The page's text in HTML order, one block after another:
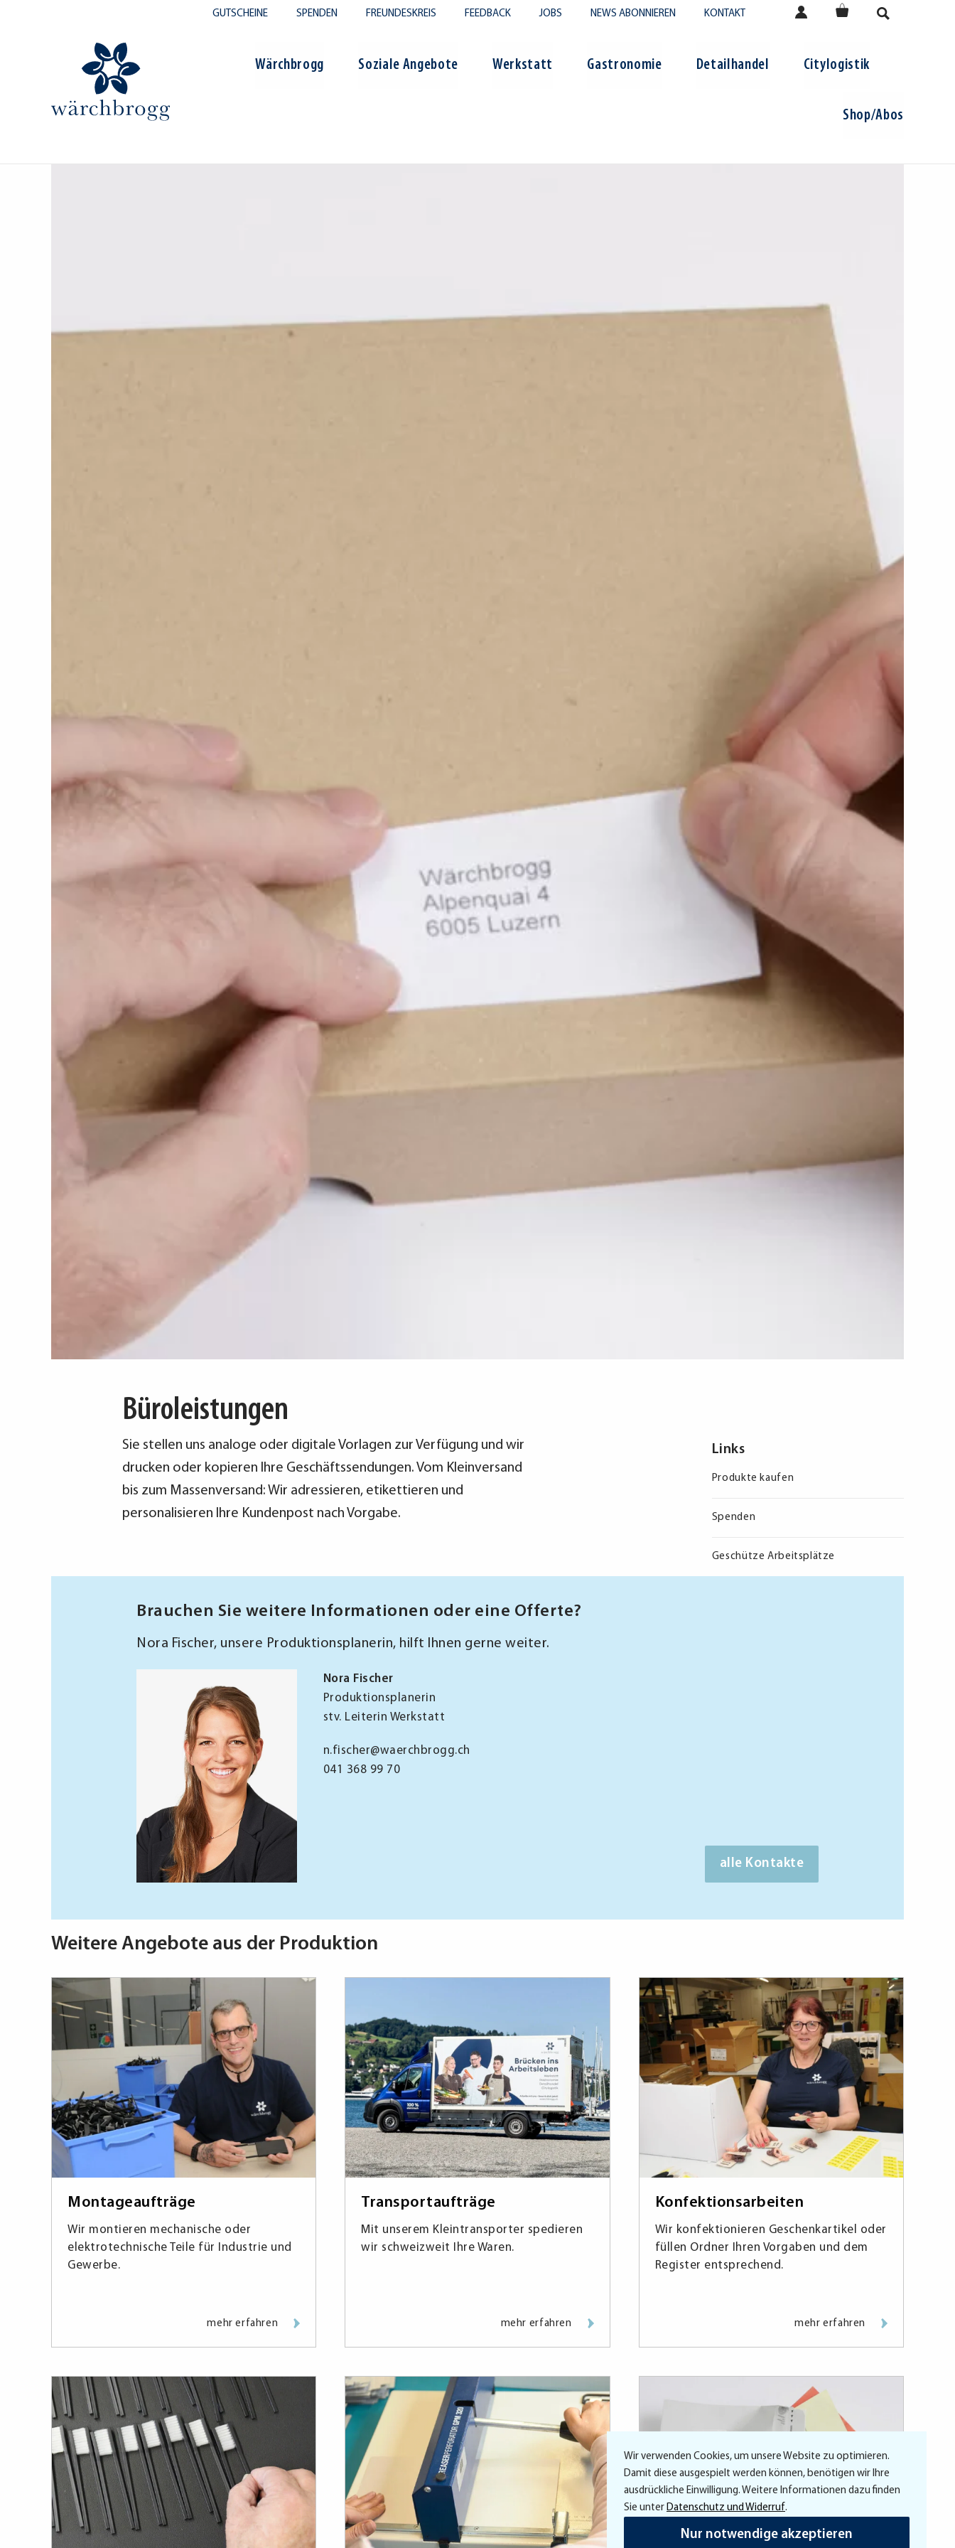
GUTSCHEINE SPENDEN FREUNDESKREIS FEEDBACK JOBS NEWS ABONNIEREN KONTAKT
Wärchbrogg Soziale Angebote Werkstatt Gastronomie Detailhandel Citylogistik
Shop/Abos
Büroleistungen
Sie stellen uns analoge oder digitale Vorlagen zur Verfügung und wir
drucken oder kopieren Ihre Geschäftssendungen. Vom Kleinversand
bis zum Massenversand: Wir adressieren, etikettieren und
personalisieren Ihre Kundenpost nach Vorgabe.
Links
Produkte kaufen
Spenden
Geschütze Arbeitsplätze
Brauchen Sie weitere Informationen oder eine Offerte?
Nora Fischer, unsere Produktionsplanerin, hilft Ihnen gerne weiter.
Nora Fischer
Produktionsplanerin
stv. Leiterin Werkstatt
n.fischer@waerchbrogg.ch
041 368 99 70
alle Kontakte
Weitere Angebote aus der Produktion
Montageaufträge
Wir montieren mechanische oder
elektrotechnische Teile für Industrie und
Gewerbe.
mehr erfahren
Transportaufträge
Mit unserem Kleintransporter spedieren
wir schweizweit Ihre Waren.
mehr erfahren
Konfektionsarbeiten
Wir konfektionieren Geschenkartikel oder
füllen Ordner Ihren Vorgaben und dem
Register entsprechend.
mehr erfahren
Wir verwenden Cookies, um unsere Website zu optimieren.
Damit diese ausgespielt werden können, benötigen wir Ihre
ausdrückliche Einwilligung. Weitere Informationen dazu finden
Sie unter Datenschutz und Widerruf.
Nur notwendige akzeptieren